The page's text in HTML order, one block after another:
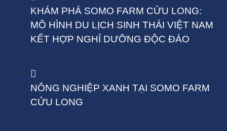
KHÁM PHÁ SOMO FARM CỬU LONG:
MÔ HÌNH DU LỊCH SINH THÁI VIỆT NAM
KẾT HỢP NGHỈ DƯỠNG ĐỘC ĐÁO
NÔNG NGHIỆP XANH TẠI SOMO FARM
CỬU LONG